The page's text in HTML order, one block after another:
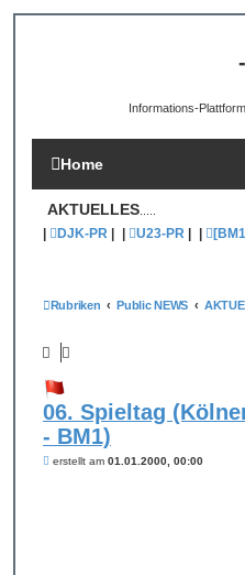
-
Informations-
Home
AKTUELLES
| DJK-PR | | U23-PR | |
Rubriken Public NEWS
06. Spieltag
- BM1)
Berstellt am 01.01.2000, 00:00